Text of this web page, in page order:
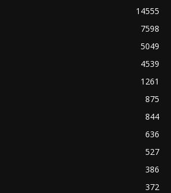
14555
7598
5049
4539
1261
875
844
636
527
386
372